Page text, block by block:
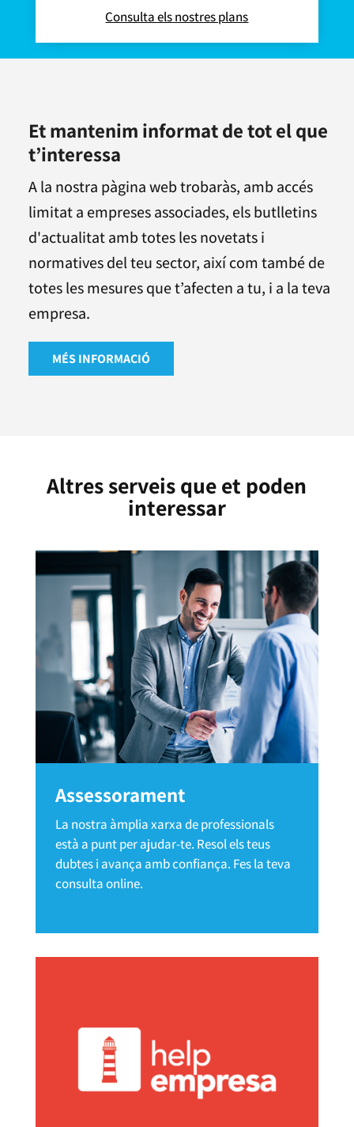
Consulta els nostres plans
Et mantenim informat de tot el que
t’interessa
A la nostra pàgina web trobaràs, amb accés
limitat a empreses associades, els butlletins
d'actualitat amb totes les novetats i
normatives del teu sector, així com també de
totes les mesures que t’afecten a tu, i a la teva
empresa.
MÉS INFORMACIÓ
Altres serveis que et poden
interessar
Assessorament
La nostra àmplia xarxa de professionals
està a punt per ajudar-te. Resol els teus
dubtes i avança amb confiança. Fes la teva
consulta online.